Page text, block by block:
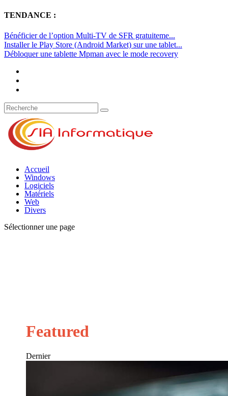
TENDANCE :
Bénéficier de l’option Multi-TV de SFR gratuiteme...
Installer le Play Store (Android Market) sur une tablet...
Débloquer une tablette Mpman avec le mode recovery
Accueil
Windows
Logiciels
Matériels
Web
Divers
Sélectionner une page
Featured
Dernier